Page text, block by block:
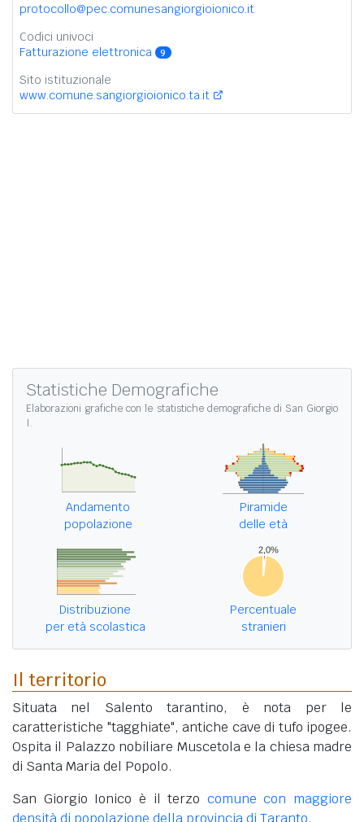
protocollo@pec.comunesangiorgioionico.it
Codici univoci
Fatturazione elettronica
9
Sito istituzionale
www.comune.sangiorgioionico.ta.it
Statistiche Demografiche
Elaborazioni grafiche con le statistiche demografiche di San Giorgio
I.
Andamento
popolazione
Piramide
delle età
Distribuzione
per età scolastica
Percentuale
stranieri
Il territorio
Situata nel Salento tarantino, è nota per le
caratteristiche "tagghiate", antiche cave di tufo ipogee.
Ospita il Palazzo nobiliare Muscetola e la chiesa madre
di Santa Maria del Popolo.
San Giorgio Ionico è il terzo comune con maggiore